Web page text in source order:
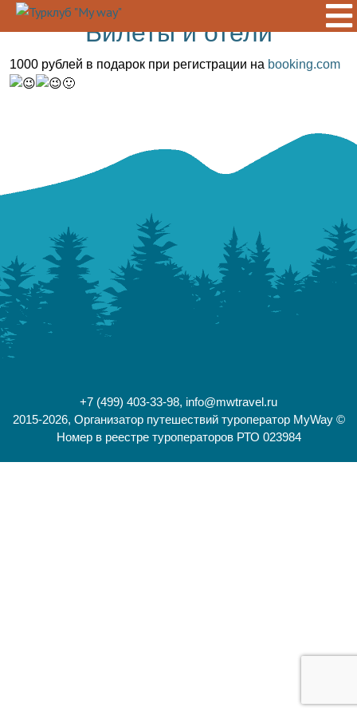
Билеты и отели
1000 рублей в подарок при регистрации на booking.com
🙂
+7 (499) 403-33-98, info@mwtravel.ru
2015-2026, Организатор путешествий туроператор MyWay ©
Номер в реестре туроператоров РТО 023984